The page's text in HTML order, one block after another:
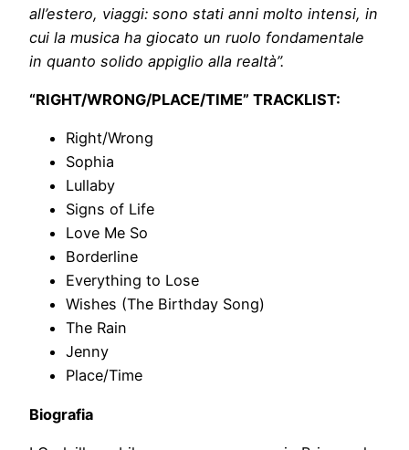
all’estero, viaggi: sono stati anni molto intensi, in
cui la musica ha giocato un ruolo fondamentale
in quanto solido appiglio alla realtà”.
“RIGHT/WRONG/PLACE/TIME” TRACKLIST:
Right/Wrong
Sophia
Lullaby
Signs of Life
Love Me So
Borderline
Everything to Lose
Wishes (The Birthday Song)
The Rain
Jenny
Place/Time
Biografia